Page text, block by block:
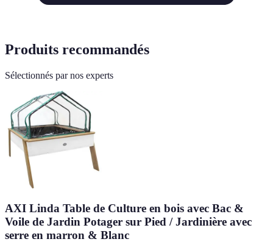
Produits recommandés
Sélectionnés par nos experts
AXI Linda Table de Culture en bois avec Bac &
Voile de Jardin Potager sur Pied / Jardinière avec
serre en marron & Blanc